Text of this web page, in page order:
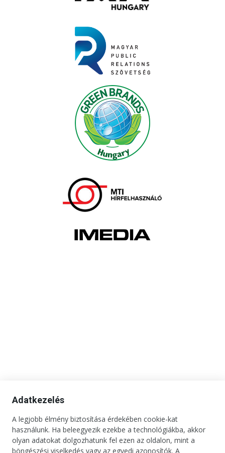
Kapcsolat Impresszum Médiaajánlat
Jogi tudnivalók
Adatkezelés
A legjobb élmény biztosítása érdekében cookie-kat
használunk. Ha beleegyezik ezekbe a technológiákba, akkor
olyan adatokat dolgozhatunk fel ezen az oldalon, mint a
böngészési viselkedés vagy az egyedi azonosítók. A